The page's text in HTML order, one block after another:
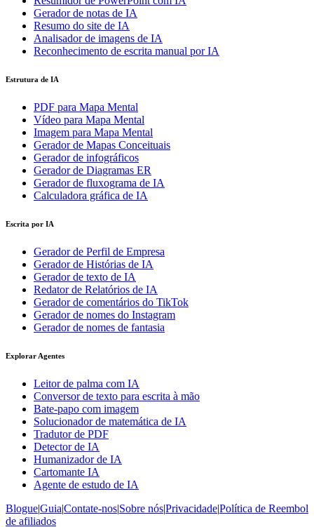
Gerador de notas de IA
Resumo do site de IA
Analisador de imagens de IA
Reconhecimento de escrita manual por IA
Estrutura de IA
PDF para Mapa Mental
Vídeo para Mapa Mental
Imagem para Mapa Mental
Gerador de Mapas Conceituais
Gerador de infográficos
Gerador de Diagramas ER
Gerador de fluxograma de IA
Calculadora gráfica de IA
Escrita por IA
Gerador de Perfil de Empresa
Gerador de Histórias de IA
Gerador de texto de IA
Redator de Relatórios de IA
Gerador de comentários do TikTok
Gerador de nomes do Instagram
Gerador de nomes de fantasia
Explorar Agentes
Leitor de palma com IA
Conversor de texto para escrita à mão
Bate-papo com imagem
Solucionador de matemática de IA
Tradutor de PDF
Detector de IA
Humanizador de IA
Cartomante IA
Agente de estudo de IA
Blogue|Guia|Contate-nos|Sobre nós|Privacidade|Política de
de afiliados